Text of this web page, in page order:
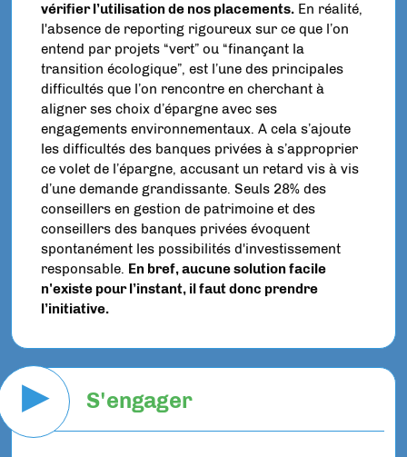
vérifier l’utilisation de nos placements. En réalité,
l'absence de reporting rigoureux sur ce que l’on
entend par projets “vert” ou “finançant la
transition écologique”, est l’une des principales
difficultés que l’on rencontre en cherchant à
aligner ses choix d’épargne avec ses
engagements environnementaux. A cela s’ajoute
les difficultés des banques privées à s’approprier
ce volet de l’épargne, accusant un retard vis à vis
d’une demande grandissante. Seuls 28% des
conseillers en gestion de patrimoine et des
conseillers des banques privées évoquent
spontanément les possibilités d'investissement
responsable. En bref, aucune solution facile
n'existe pour l’instant, il faut donc prendre
l’initiative.
▶ S'engager